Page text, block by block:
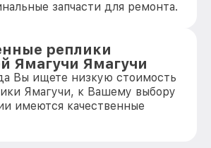
запчасти для ремонта.
реплики
Ямагучи Ямагучи
Вы ищете низкую стоимость
Ямагучи, к Вашему выбору
имеются качественные